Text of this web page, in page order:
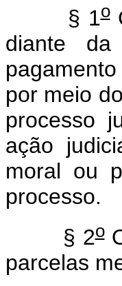
§ 1o
diante
por meio
processo
ação
moral ou
processo.
§ 2o
parcelas